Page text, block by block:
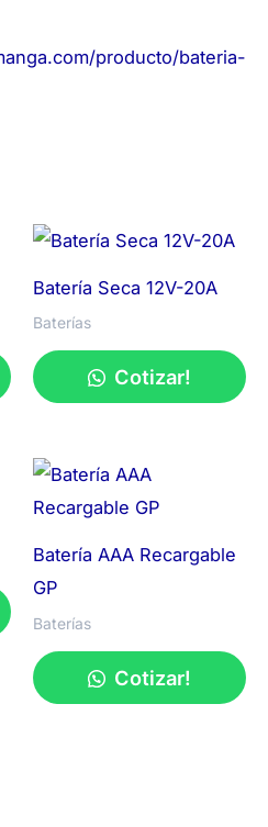
producto/bateria-
Batería Seca 12V-20A
Baterías
Cotizar!
Batería AAA Recargable
GP
Baterías
Cotizar!